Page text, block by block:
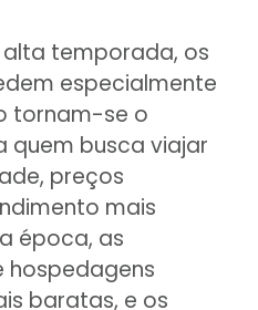
temporada, os
especialmente
tornam-se o
quem busca viajar
preços
mais
época, as
hospedagens
baratas, e os